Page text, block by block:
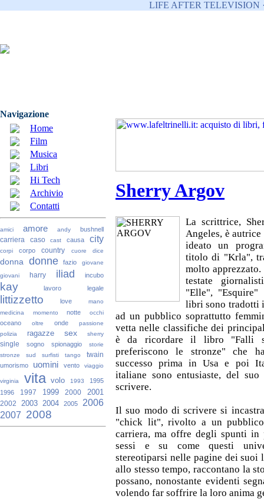
LIFE AFTER TELEVISION
Navigazione
Home
Film
Musica
Libri
Hi Tech
Archivio
Contatti
amici amore andy bushnell
carriera caso cast causa city
corpi corpo country cuore dice
donna donne fazio
giovane
giovani
harry iliad incubo
kay lavoro legale
littizzetto love
mano
medicina
momento notte occhi
oceano oltre onde
passione
polizia
ragazze sex sherry
single sogno spionaggio
storie
stronze
sud surfisti tango
twain
umorismo
uomini vento viaggio
virginia vita volo 1993
1995
1996
1997 1999 2000 2001
2002 2003 2004 2005
2006
2007 2008
Sherry Argov
La scrittrice,
Angeles, è
ideato un
titolo di "Krla",
molto
testate
"Elle",
libri sono tradotti
ad un pubblico soprattutto
vetta nelle classifiche dei
è da ricordare il libro "Falli
preferiscono le stronze" che
successo prima in Usa e poi
italiane sono entusiaste, del
scrivere.
Il suo modo di scrivere si
"chick lit", rivolto a un
carriera, ma offre degli spunti
sessi e su come questi
stereotiparsi nelle pagine dei
allo stesso tempo, raccontano la
possano, nonostante evidenti
volendo far soffrire la loro anima